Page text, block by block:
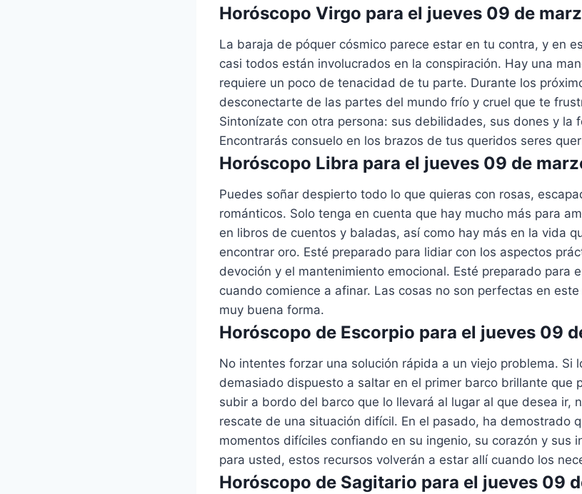
Horóscopo Virgo para el jueves 09 de
La baraja de póquer cósmico parece estar en tu contra, y en
casi todos están involucrados en la conspiración. Hay una
requiere un poco de tenacidad de tu parte. Durante los
desconectarte de las partes del mundo frío y cruel que te
Sintonízate con otra persona: sus debilidades, sus dones y la
Encontrarás consuelo en los brazos de tus queridos seres
Horóscopo Libra para el jueves 09 de
Puedes soñar despierto todo lo que quieras con rosas,
románticos. Solo tenga en cuenta que hay mucho más para
en libros de cuentos y baladas, así como hay más en la vida
encontrar oro. Esté preparado para lidiar con los aspectos
devoción y el mantenimiento emocional. Esté preparado para
cuando comience a afinar. Las cosas no son perfectas en
muy buena forma.
Horóscopo de Escorpio para el jueves 09
No intentes forzar una solución rápida a un viejo problema. Si
demasiado dispuesto a saltar en el primer barco brillante que
subir a bordo del barco que lo llevará al lugar al que desea ir,
rescate de una situación difícil. En el pasado, ha demostrado
momentos difíciles confiando en su ingenio, su corazón y sus
para usted, estos recursos volverán a estar allí cuando los
Horóscopo de Sagitario para el jueves 09